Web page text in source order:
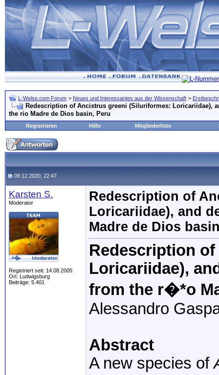
L-Welse.com Forum > Neues und Interessantes aus der Wissenschaft >
Redescription of Ancistrus greeni (Siluriformes: Loricariidae),
the rio Madre de Dios basin, Peru
Registrieren Hilfe Mitgliederliste
09.12.2020, 22:47
Karsten S.
Moderator
Registriert seit: 14.08.2005
Ort: Ludwigsburg
Beiträge: 5.401
Redescription of
Loricariidae), and
Madre de Dios
Redescription of
Loricariidae),
from the r�*o
Alessandro
Abstract
A new species of